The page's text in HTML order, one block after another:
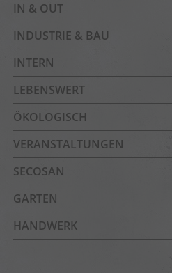
IN & OUT
INDUSTRIE & BAU
INTERN
LEBENSWERT
ÖKOLOGISCH
VERANSTALTUNGEN
SECOSAN
GARTEN
HANDWERK